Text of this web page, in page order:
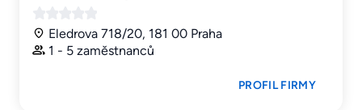
Eledrova 718/20, 181 00 Praha
1 - 5 zaměstnanců
PROFIL FIRMY